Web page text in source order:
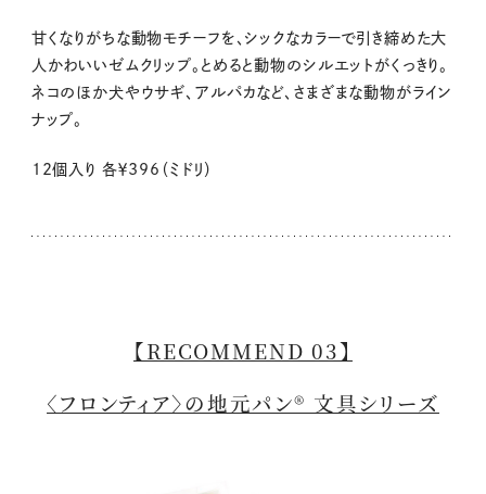
甘くなりがちな動物モチーフを、シックなカラーで引き締めた大
人かわいいゼムクリップ。とめると動物のシルエットがくっきり。
ネコのほか犬やウサギ、アルパカなど、さまざまな動物がライン
ナップ。
12個入り 各￥396（ミドリ）
【RECOMMEND 03】
〈フロンティア〉の地元パン® 文具シリーズ